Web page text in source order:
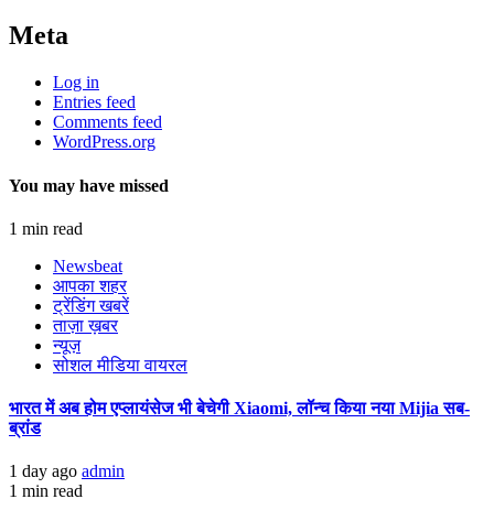
Meta
Log in
Entries feed
Comments feed
WordPress.org
You may have missed
1 min read
Newsbeat
आपका शहर
ट्रेंडिंग खबरें
ताज़ा ख़बर
न्यूज़
सोशल मीडिया वायरल
भारत में अब होम एप्लायंसेज भी बेचेगी Xiaomi, लॉन्च किया नया Mijia सब-
ब्रांड
1 day ago admin
1 min read